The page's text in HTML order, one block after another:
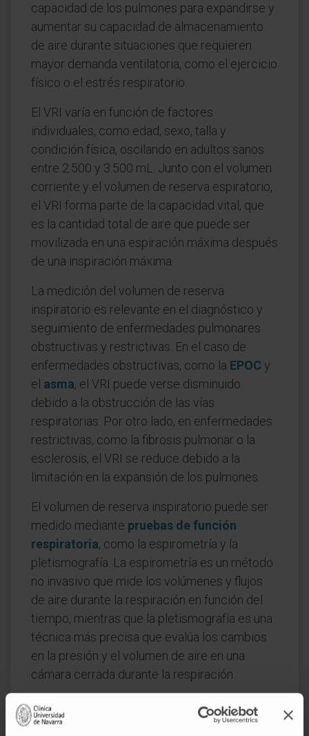
capacidad de los pulmones para expandirse y
aumentar su capacidad de almacenamiento
de aire durante situaciones que requieren
mayor demanda ventilatoria, como el ejercicio
físico o el estrés respiratorio.
El VRI varía en función de factores
individuales, como edad, sexo, talla y
condición física, oscilando en adultos sanos
entre 2.500 y 3.500 mL. Junto con el volumen
corriente y el volumen de reserva espiratorio,
el VRI forma parte de la capacidad vital, que
es la cantidad total de aire que puede ser
movilizada en una espiración máxima después
de una inspiración máxima.
La medición del volumen de reserva
inspiratorio es relevante en el diagnóstico y
seguimiento de enfermedades pulmonares
obstructivas y restrictivas. En el caso de
enfermedades obstructivas, como la EPOC y
el asma, el VRI puede verse disminuido
debido a la obstrucción de las vías
respiratorias. Por otro lado, en enfermedades
restrictivas, como la fibrosis pulmonar o la
esclerosis, el VRI se reduce debido a la
limitación en la expansión de los pulmones.
El volumen de reserva inspiratorio puede ser
medido mediante pruebas de función
respiratoria, como la espirometría y la
pletismografía. La espirometría es un método
no invasivo que mide los volúmenes y flujos
de aire durante la respiración en función del
tiempo, mientras que la pletismografía es una
técnica más precisa que evalúa los cambios
en la presión y el volumen de aire en una
cámara cerrada durante la respiración.
El VRI también es un indicador clave en la
evaluación de la capacidad de ejercicio y la